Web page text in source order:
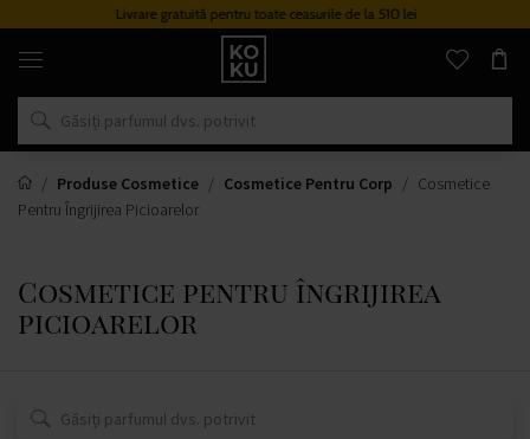
Livrare gratuită pentru toate ceasurile de la 510 lei
Parfumuri
ceasuri
originale
într-
singur
loc
Produse Cosmetice Cosmetice Pentru Corp
Cosmetice
Pentru Îngrijirea Picioarelor
Cosmetice pentru îngrijirea
picioarelor